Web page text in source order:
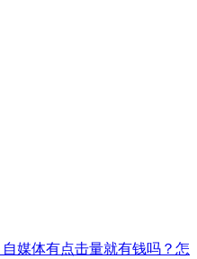
自媒体有点击量就有钱吗？怎